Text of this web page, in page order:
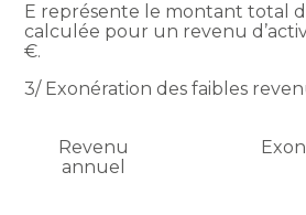
E représente le montant total
calculée pour un revenu
€.
3/ Exonération des faibles
Revenu
annuel